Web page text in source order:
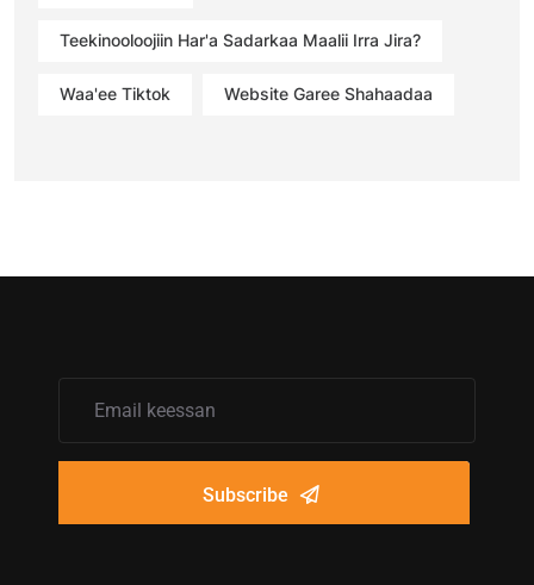
Teekinooloojiin Har'a Sadarkaa Maalii Irra Jira?
Waa'ee Tiktok Website Garee Shahaadaa
Subscribe